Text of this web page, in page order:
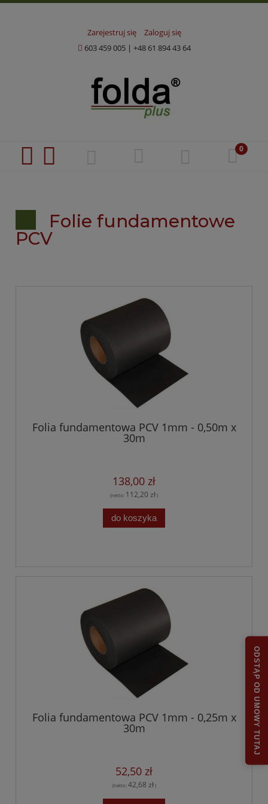
Zarejestruj się
Zaloguj się
603 459 005| +48 61 894 43 64
Folie fundamentowe
PCV
Folia fundamentowa PCV 1mm - 0,50m x
30m
138,00 zł
(netto: 112,20 zł)
do koszyka
Folia fundamentowa PCV 1mm - 0,25m x
30m
52,50 zł
(netto: 42,68 zł)
ODSTĄP OD UMOWY TUTAJ